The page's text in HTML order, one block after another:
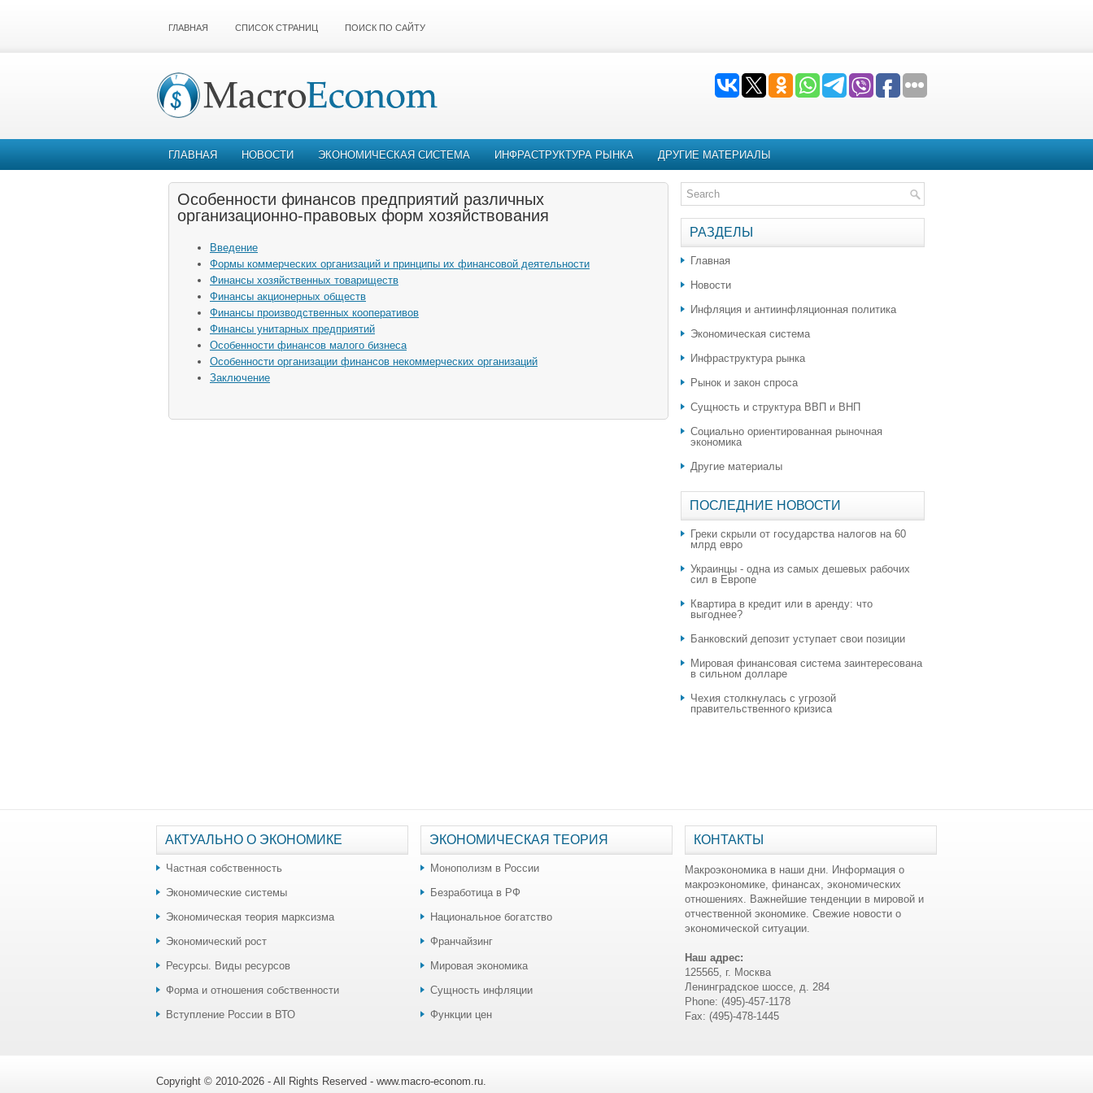
ГЛАВНАЯ СПИСОК СТРАНИЦ ПОИСК ПО САЙТУ
ГЛАВНАЯ НОВОСТИ ЭКОНОМИЧЕСКАЯ СИСТЕМА ИНФРАСТРУКТУРА РЫНКА ДРУГИЕ МАТЕРИАЛЫ
Особенности финансов предприятий различных
организационно-правовых форм хозяйствования
Введение
Формы коммерческих организаций и принципы их финансовой деятельности
Финансы хозяйственных товариществ
Финансы акционерных обществ
Финансы производственных кооперативов
Финансы унитарных предприятий
Особенности финансов малого бизнеса
Особенности организации финансов некоммерческих организаций
Заключение
РАЗДЕЛЫ
Главная
Новости
Инфляция и антиинфляционная политика
Экономическая система
Инфраструктура рынка
Рынок и закон спроса
Сущность и структура ВВП и ВНП
Социально ориентированная рыночная
экономика
Другие материалы
ПОСЛЕДНИЕ НОВОСТИ
Греки скрыли от государства налогов на 60
млрд евро
Украинцы - одна из самых дешевых рабочих
сил в Европе
Квартира в кредит или в аренду: что
выгоднее?
​Банковский депозит уступает свои позиции
Мировая финансовая система заинтересована
в сильном долларе
Чехия столкнулась с угрозой
правительственного кризиса
АКТУАЛЬНО О ЭКОНОМИКЕ
Частная собственность
Экономические системы
Экономическая теория марксизма
Экономический рост
Ресурсы. Виды ресурсов
Форма и отношения собственности
Вступление России в ВТО
ЭКОНОМИЧЕСКАЯ ТЕОРИЯ
Монополизм в России
Безработица в РФ
Национальное богатство
Франчайзинг
Мировая экономика
Сущность инфляции
Функции цен
КОНТАКТЫ
Макроэкономика в наши дни. Информация о
макроэкономике, финансах, экономических
отношениях. Важнейшие тенденции в мировой и
отчественной экономике. Свежие новости о
экономической ситуации.
Наш адрес:
125565, г. Москва
Ленинградское шоссе, д. 284
Phone: (495)-457-1178
Fax: (495)-478-1445
Copyright © 2010-2026 - All Rights Reserved - www.macro-econom.ru.